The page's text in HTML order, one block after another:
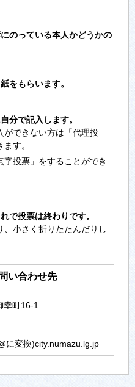
のっている本人かどうかの
をもらいます。
分で記入します。
できない方は「代理投
す。
投票」をすることができ
で投票は終わりです。
小さく折りたたんだりし
い合わせ先
町16-1
に変換)city.numazu.lg.jp